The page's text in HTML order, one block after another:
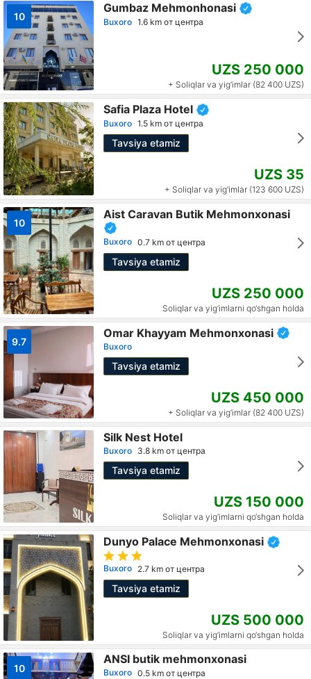
10
Gumbaz Mehmonhonasi
Buxoro 1.6 km от центра
UZS 250 000
+ Soliqlar va yig‘imlar (82 400 UZS)
Safia Plaza Hotel
Buxoro 1.5 km от центра
Tavsiya etamiz
UZS 35
+ Soliqlar va yig‘imlar (123 600 UZS)
10
Aist Caravan Butik Mehmonxonasi
Buxoro 0.7 km от центра
Tavsiya etamiz
UZS 250 000
Soliqlar va yig‘imlarni qo‘shgan holda
9.7
Omar Khayyam Mehmonxonasi
Buxoro
Tavsiya etamiz
UZS 450 000
+ Soliqlar va yig‘imlar (82 400 UZS)
Silk Nest Hotel
Buxoro 3.8 km от центра
Tavsiya etamiz
UZS 150 000
Soliqlar va yig‘imlarni qo‘shgan holda
Dunyo Palace Mehmonxonasi
Buxoro 2.7 km от центра
Tavsiya etamiz
UZS 500 000
Soliqlar va yig‘imlarni qo‘shgan holda
10
ANSI butik mehmonxonasi
Buxoro 0.5 km от центра